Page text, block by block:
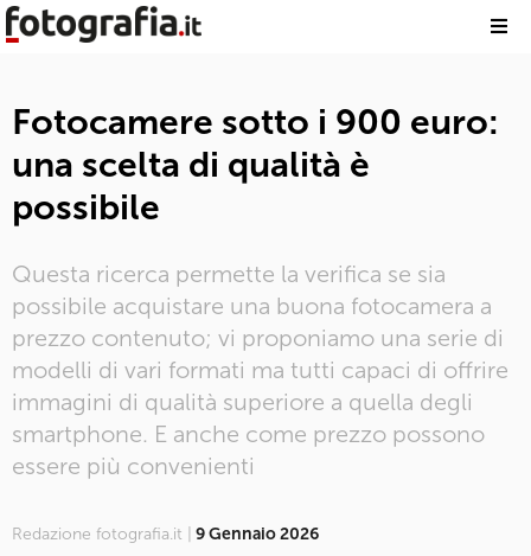
Fotocamere sotto i 900 euro:
una scelta di qualità è
possibile
Questa ricerca permette la verifica se sia
possibile acquistare una buona fotocamera a
prezzo contenuto; vi proponiamo una serie di
modelli di vari formati ma tutti capaci di offrire
immagini di qualità superiore a quella degli
smartphone. E anche come prezzo possono
essere più convenienti
Redazione fotografia.it | 9 Gennaio 2026